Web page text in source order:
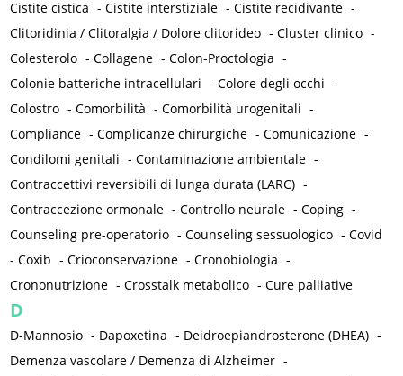
Cistite cistica -Cistite interstiziale -Cistite recidivante -
Clitoridinia / Clitoralgia / Dolore clitorideo -Cluster clinico -
Colesterolo -Collagene -Colon-Proctologia -
Colonie batteriche intracellulari -Colore degli occhi -
Colostro -Comorbilità -Comorbilità urogenitali -
Compliance -Complicanze chirurgiche -Comunicazione -
Condilomi genitali -Contaminazione ambientale -
Contraccettivi reversibili di lunga durata (LARC) -
Contraccezione ormonale -Controllo neurale -Coping -
Counseling pre-operatorio -Counseling sessuologico -Covid
-Coxib -Crioconservazione -Cronobiologia -
Crononutrizione -Crosstalk metabolico -Cure palliative
D
D-Mannosio - Dapoxetina - Deidroepiandrosterone (DHEA) -
Demenza vascolare / Demenza di Alzheimer -